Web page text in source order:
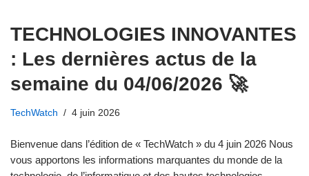
TECHNOLOGIES INNOVANTES
: Les dernières actus de la
semaine du 04/06/2026 🚀
TechWatch 4 juin 2026
Bienvenue dans l’édition de « TechWatch » du 4 juin 2026 Nous
vous apportons les informations marquantes du monde de la